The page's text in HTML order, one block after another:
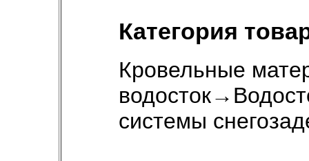
Категория
Кровельные
водосток→
системы